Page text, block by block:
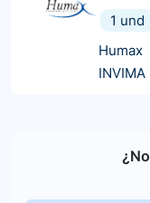
1 und
Humax